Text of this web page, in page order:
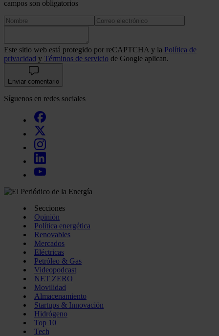
campos son obligatorios
Este sitio web está protegido por reCAPTCHA y la Política de
privacidad y Términos de servicio de Google aplican.
Enviar comentario
Síguenos en redes sociales
Secciones
Opinión
Política energética
Renovables
Mercados
Eléctricas
Petróleo & Gas
Videopodcast
NET ZERO
Movilidad
Almacenamiento
Startups & Innovación
Hidrógeno
Top 10
Tech